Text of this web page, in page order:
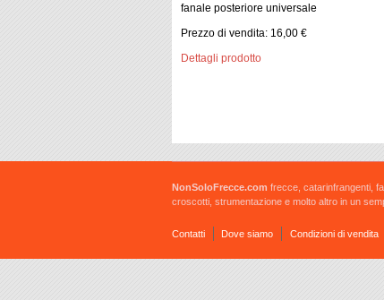
fanale posteriore universale
Prezzo di vendita: 16,00 €
Dettagli prodotto
NonSoloFrecce.com frecce, catarinfrangenti,
croscotti, strumentazione e molto altro in un
Contatti Dove siamo Condizioni di vendita